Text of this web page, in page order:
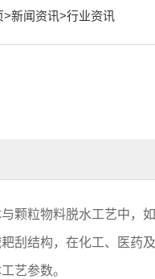
>新闻资讯>行业资讯
颗粒物料脱水工艺中，
刮结构，在化工、医药
艺参数。